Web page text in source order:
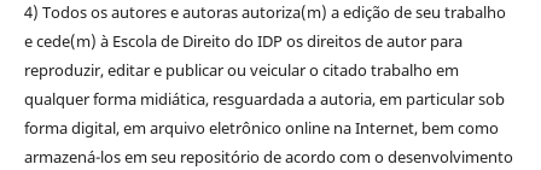
4) Todos os autores e autoras autoriza(m) a edição de seu trabalho
e cede(m) à Escola de Direito do IDP os direitos de autor para
reproduzir, editar e publicar ou veicular o citado trabalho em
qualquer forma midiática, resguardada a autoria, em particular sob
forma digital, em arquivo eletrônico online na Internet, bem como
armazená-los em seu repositório de acordo com o desenvolvimento